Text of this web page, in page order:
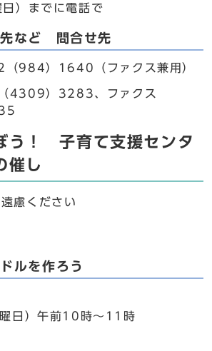
）までに電話で
先など 問合せ先
984）1640（ファクス兼用）
4309）3283、ファクス
う！ 子育て支援センタ
催し
慮ください
ルを作ろう
日）午前10時～11時